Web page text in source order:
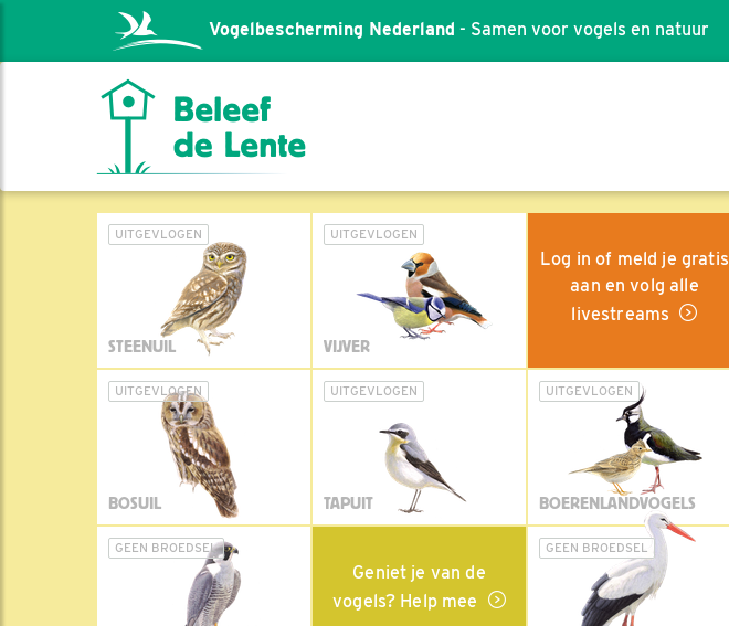
Vogelbescherming Nederland - Samen voor vogels en natuur
UITGEVLOGEN
STEENUIL
UITGEVLOGEN
VIJVER
Log in of meld je gratis
aan en volg alle
livestreams
UITGEVLOGEN
BOSUIL
UITGEVLOGEN
TAPUIT
UITGEVLOGEN
BOERENLANDVOGELS
GEEN BROEDSEL
Geniet je van de
vogels? Help mee
GEEN BROEDSEL